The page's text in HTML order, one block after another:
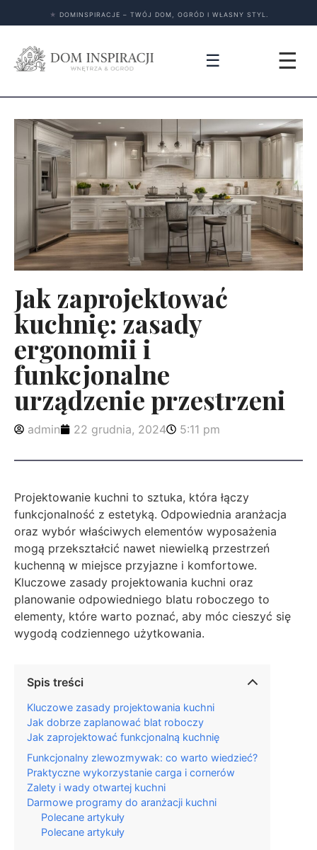
★ DOMINSPIRACJE – TWÓJ DOM, OGRÓD I WŁASNY STYL.
☰ ☰
Jak zaprojektować
kuchnię: zasady
ergonomii i
funkcjonalne
urządzenie przestrzeni
admin 22 grudnia, 2024 5:11 pm
Projektowanie kuchni to sztuka, która łączy
funkcjonalność z estetyką. Odpowiednia aranżacja
oraz wybór właściwych elementów wyposażenia
mogą przekształcić nawet niewielką przestrzeń
kuchenną w miejsce przyjazne i komfortowe.
Kluczowe zasady projektowania kuchni oraz
planowanie odpowiedniego blatu roboczego to
elementy, które warto poznać, aby móc cieszyć się
wygodą codziennego użytkowania.
Spis treści
Kluczowe zasady projektowania kuchni
Jak dobrze zaplanować blat roboczy
Jak zaprojektować funkcjonalną kuchnię
Funkcjonalny zlewozmywak: co warto wiedzieć?
Praktyczne wykorzystanie carga i cornerów
Zalety i wady otwartej kuchni
Darmowe programy do aranżacji kuchni
Polecane artykuły
Polecane artykuły